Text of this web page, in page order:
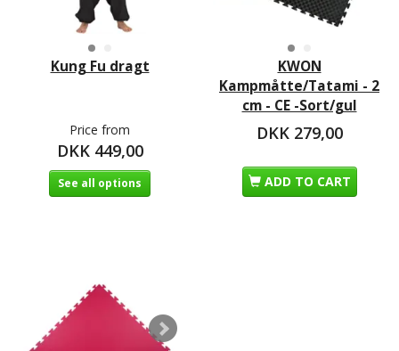
Kung Fu dragt
Price from
DKK 449,00
See all options
KWON
Kampmåtte/Tatami - 2
cm - CE -Sort/gul
DKK 279,00
ADD TO CART